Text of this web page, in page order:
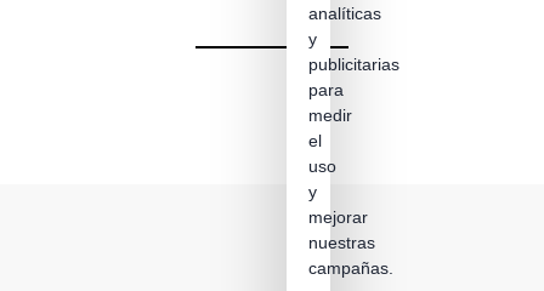
analíticas
y
publicitarias
para
medir
el
uso
y
mejorar
nuestras
campañas.